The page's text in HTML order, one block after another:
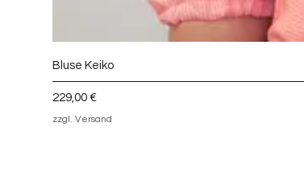
Bluse Keiko
Preis
229,00 €
zzgl. Versand